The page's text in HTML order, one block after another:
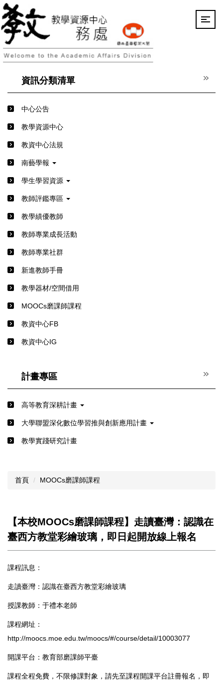
跳
到
主
要
內
容
資訊分類清單
中心公告
教學資源中心
教資中心法規
南藝學報
學生學習資源
教師評鑑專區
教學績優教師
教師專業成長活動
教師專業社群
新進教師手冊
教學器材/空間借用
MOOCs磨課師課程
教資中心FB
教資中心IG
計畫專區
高等教育深耕計畫
⼤學聯盟深化數位學習推與創新應⽤計畫
教學實踐研究計畫
首頁 MOOCs磨課師課程
【本校MOOCs磨課師課程】走讀臺灣：認識在
臺西方教堂彩繪玻璃，即日起開放線上報名
課程訊息：
走讀臺灣：認識在臺西方教堂彩繪玻璃
授課教師：于禮本老師
課程網址：
http://moocs.moe.edu.tw/moocs/#/course/detail/10003077
開課平台：教育部磨課師平臺
課程全程免費，不限修課對象，請先至課程開課平台註冊報名，即